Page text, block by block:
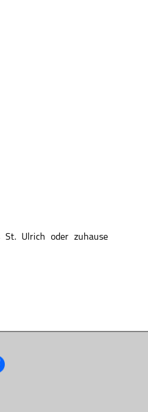
St. Ulrich oder zuhause